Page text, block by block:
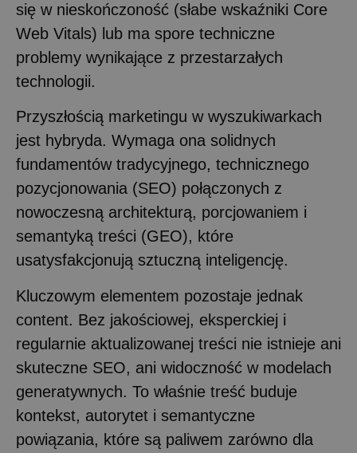
się w nieskończoność (słabe wskaźniki Core
Web Vitals) lub ma spore techniczne
problemy wynikające z przestarzałych
technologii.
Przyszłością marketingu w wyszukiwarkach
jest hybryda. Wymaga ona solidnych
fundamentów tradycyjnego, technicznego
pozycjonowania (SEO) połączonych z
nowoczesną architekturą, porcjowaniem i
semantyką treści (GEO), które
usatysfakcjonują sztuczną inteligencję.
Kluczowym elementem pozostaje jednak
content. Bez jakościowej, eksperckiej i
regularnie aktualizowanej treści nie istnieje ani
skuteczne SEO, ani widoczność w modelach
generatywnych. To właśnie treść buduje
kontekst, autorytet i semantyczne
powiązania, które są paliwem zarówno dla